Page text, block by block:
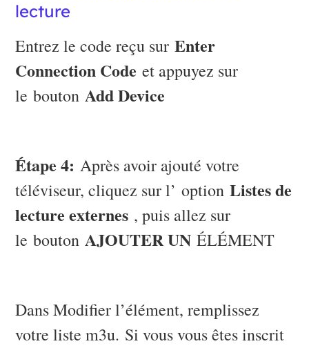
lecture
Entrez le code reçu surEnter
Connection Code et appuyez sur
le boutonAdd Device
Étape 4: Après avoir ajouté votre
téléviseur, cliquez sur l’ optionListes de
lecture externes , puis allez sur
le boutonAJOUTER UN ÉLÉMENT
Dans Modifier l’élément, remplissez
votre liste m3u. Si vous vous êtes inscrit